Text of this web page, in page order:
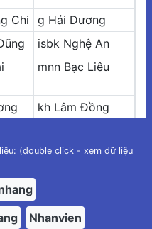
Chi
g Hải Dương
isbk Nghệ An
mnn Bạc Liêu
kh Lâm Đồng
lz Hà Tĩnh
giwumbyj Bình
(double click - xem dữ liệu
Nhanvien